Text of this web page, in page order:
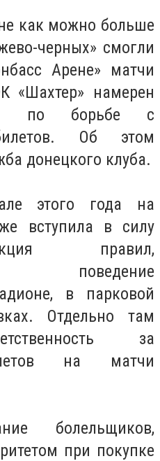
как можно больше
черных» смогли
Арене» матчи
«Шахтер» намерен
по борьбе с
Об этом
донецкого клуба.
этого года на
вступила в силу
правил,
поведение
в парковой
Отдельно там
за
на матчи
болельщиков,
при покупке